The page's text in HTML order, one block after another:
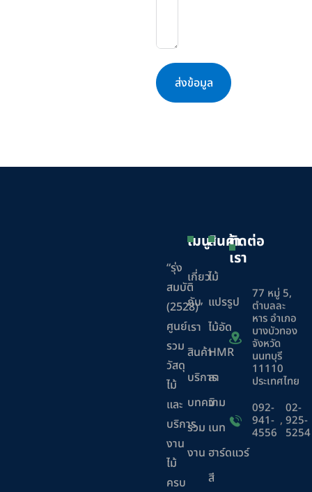
ส่งข้อมูล
“รุ่ง
สมบัติ
(2528)”
ศูนย์
รวม
วัสดุ
ไม้
และ
บริการ
งาน
ไม้
ครบ
เมนู
เกี่ยว
กับ
เรา
สินค้า
บริการ
บทความ
ร่วม
งาน
สินค้า
ไม้
แปรรูป
ไม้อัด
HMR
ลา
มิ
เนท
ฮาร์ดแวร์
สี
ติดต่อ
เรา
77 หมู่ 5,
ตำบลละ
หาร อำเภอ
บางบัวทอง
จังหวัด
นนทบุรี
11110
ประเทศไทย
092-
941-
4556
,
02-
925-
5254